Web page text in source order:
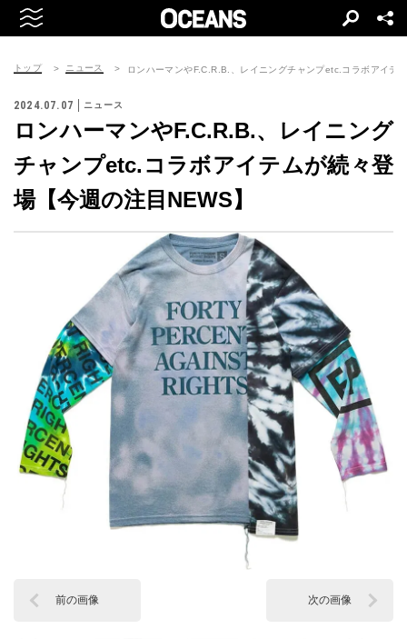
トップ ニュース ロンハーマンやF.C.R.B.、レイニングチャンプetc.コラボアイテ
2024.07.07 ニュース
ロンハーマンやF.C.R.B.、レイニング
チャンプetc.コラボアイテムが続々登
場【今週の注目NEWS】
前の画像 次の画像